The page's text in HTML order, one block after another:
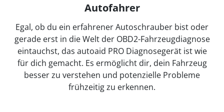
Autofahrer
Egal, ob du ein erfahrener Autoschrauber bist oder
gerade erst in die Welt der OBD2-Fahrzeugdiagnose
eintauchst, das autoaid PRO Diagnosegerät ist wie
für dich gemacht. Es ermöglicht dir, dein Fahrzeug
besser zu verstehen und potenzielle Probleme
frühzeitig zu erkennen.